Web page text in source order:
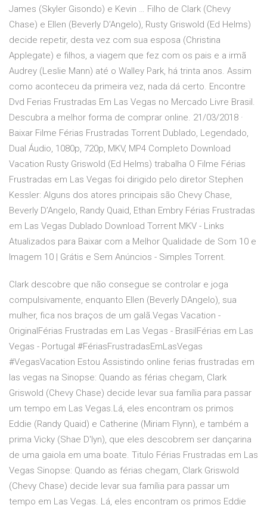
James (Skyler Gisondo) e Kevin … Filho de Clark (Chevy
Chase) e Ellen (Beverly D’Angelo), Rusty Griswold (Ed Helms)
decide repetir, desta vez com sua esposa (Christina
Applegate) e filhos, a viagem que fez com os pais e a irmã
Audrey (Leslie Mann) até o Walley Park, há trinta anos. Assim
como aconteceu da primeira vez, nada dá certo. Encontre
Dvd Ferias Frustradas Em Las Vegas no Mercado Livre Brasil.
Descubra a melhor forma de comprar online. 21/03/2018 ·
Baixar Filme Férias Frustradas Torrent Dublado, Legendado,
Dual Áudio, 1080p, 720p, MKV, MP4 Completo Download
Vacation Rusty Griswold (Ed Helms) trabalha O Filme Férias
Frustradas em Las Vegas foi dirigido pelo diretor Stephen
Kessler: Alguns dos atores principais são Chevy Chase,
Beverly D’Angelo, Randy Quaid, Ethan Embry Férias Frustradas
em Las Vegas Dublado Download Torrent MKV - Links
Atualizados para Baixar com a Melhor Qualidade de Som 10 e
Imagem 10 | Grátis e Sem Anúncios - Simples Torrent.
Clark descobre que não consegue se controlar e joga
compulsivamente, enquanto Ellen (Beverly DAngelo), sua
mulher, fica nos braços de um galã.Vegas Vacation -
OriginalFérias Frustradas em Las Vegas - BrasilFérias em Las
Vegas - Portugal #FériasFrustradasEmLasVegas
#VegasVacation Estou Assistindo online ferias frustradas em
las vegas na Sinopse: Quando as férias chegam, Clark
Griswold (Chevy Chase) decide levar sua família para passar
um tempo em Las Vegas.Lá, eles encontram os primos
Eddie (Randy Quaid) e Catherine (Miriam Flynn), e também a
prima Vicky (Shae D'lyn), que eles descobrem ser dançarina
de uma gaiola em uma boate. Titulo Férias Frustradas em Las
Vegas Sinopse: Quando as férias chegam, Clark Griswold
(Chevy Chase) decide levar sua família para passar um
tempo em Las Vegas. Lá, eles encontram os primos Eddie